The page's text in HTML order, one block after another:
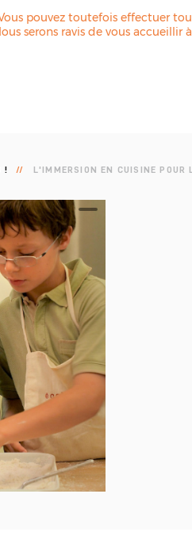
pouvez toutefois effectuer
serons ravis de vous accueillir
! L'IMMERSION EN CUISINE POUR